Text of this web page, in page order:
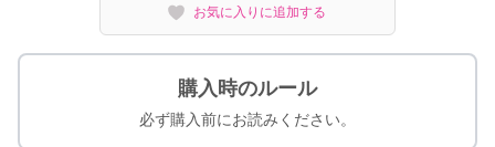
お気に入りに追加する
購入時のルール
必ず購入前にお読みください。